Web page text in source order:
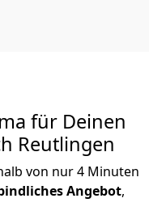
für Deinen
Reutlingen
von nur 4 Minuten
Angebot,